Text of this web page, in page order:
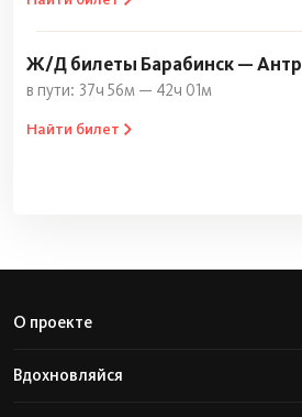
Ж/Д билеты Барабинск —
37ч 56м — 42ч 01м
Найти билет
О проекте
Вдохновляйся